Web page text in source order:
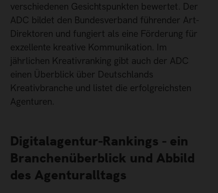
verschiedenen Gesichtspunkten bewertet. Der
ADC bildet den Bundesverband führender Art-
Direktoren und fungiert als eine Förderung für
exzellente kreative Kommunikation. Im
jährlichen Kreativranking gibt auch der ADC
einen Überblick über Deutschlands
Kreativbranche und listet die erfolgreichsten
Agenturen.
Digitalagentur-Rankings - ein
Branchenüberblick und Abbild
des Agenturalltags